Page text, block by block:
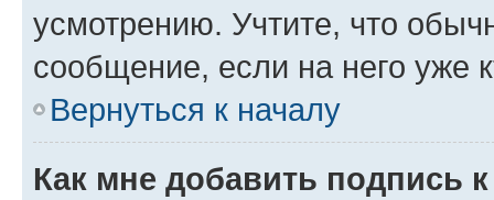
усмотрению. Учтите, что
сообщение, если на него уже
Вернуться к началу
Как мне добавить подпись